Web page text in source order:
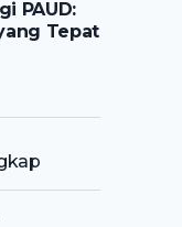
PAUD:
Tepat